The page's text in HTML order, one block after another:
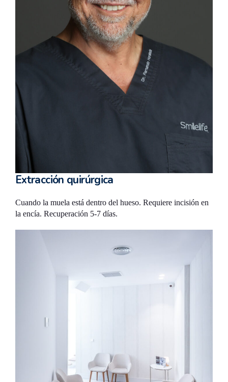
Extracción quirúrgica
Cuando la muela está dentro del hueso. Requiere incisión en
la encía. Recuperación 5-7 días.